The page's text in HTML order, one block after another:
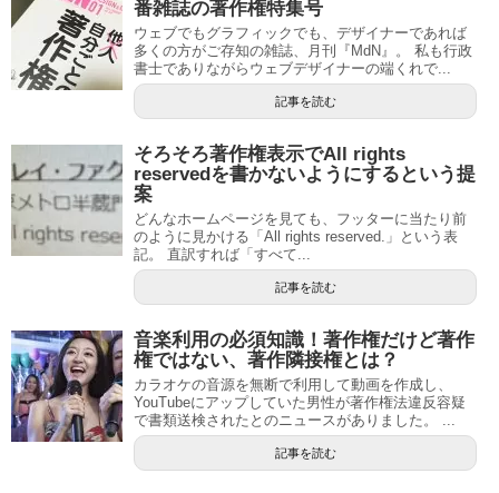
番雑誌の著作権特集号
ウェブでもグラフィックでも、デザイナーであれば
多くの方がご存知の雑誌、月刊『MdN』。 私も行政
書士でありながらウェブデザイナーの端くれで...
記事を読む
そろそろ著作権表示でAll rights
reservedを書かないようにするという提
案
どんなホームページを見ても、フッターに当たり前
のように見かける「All rights reserved.」という表
記。 直訳すれば「すべて...
記事を読む
音楽利用の必須知識！著作権だけど著作
権ではない、著作隣接権とは？
カラオケの音源を無断で利用して動画を作成し、
YouTubeにアップしていた男性が著作権法違反容疑
で書類送検されたとのニュースがありました。 ...
記事を読む